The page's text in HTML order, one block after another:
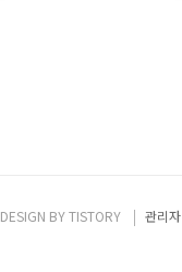
DESIGN BYTISTORY 관리자